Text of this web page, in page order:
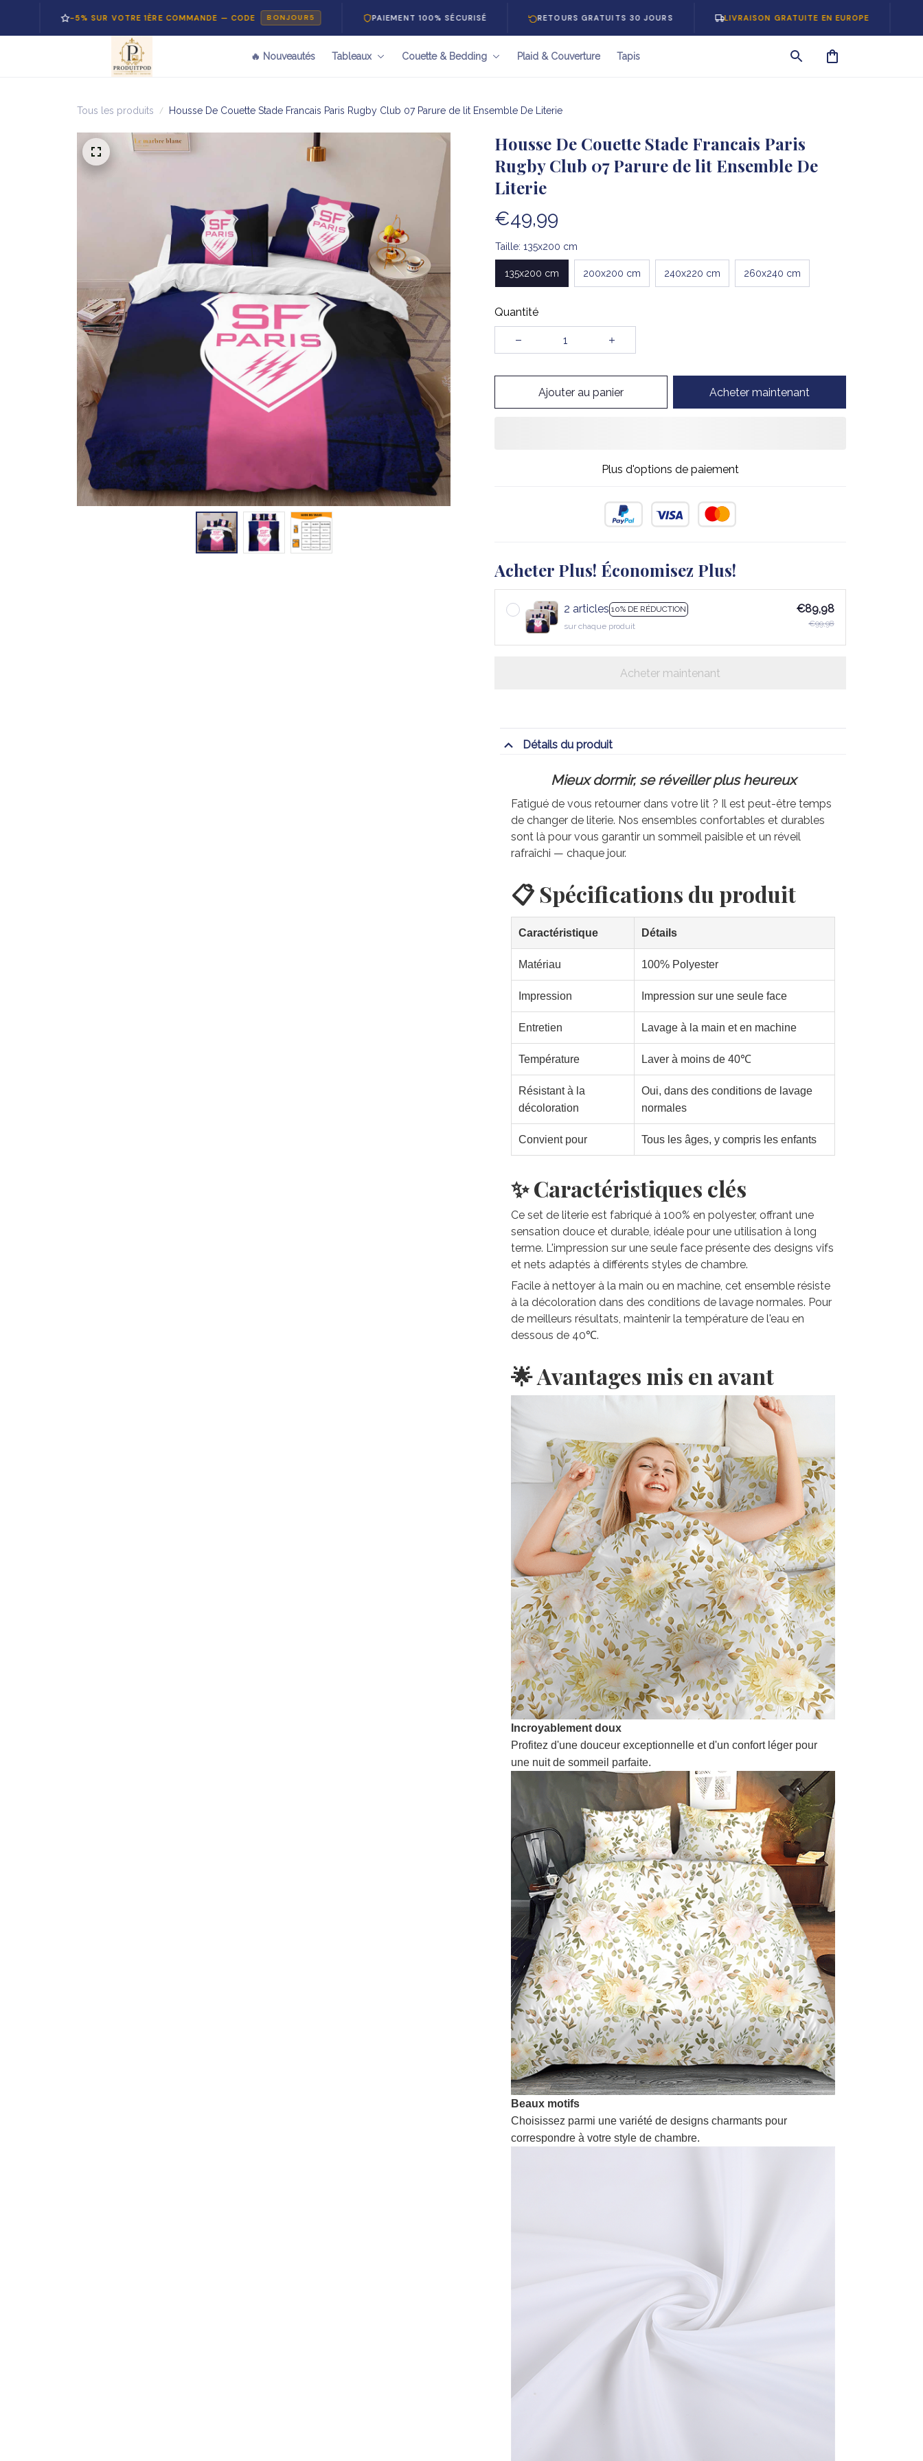
-5% SUR VOTRE 1ÈRE COMMANDE — CODE BONJOUR5 PAIEMENT 100% SÉCURISÉ RETOURS GRATUITS 30 JOURS LIVRAISON GRATUITE EN EUROPE
🔥 Nouveautés Tableaux Couette & Bedding Plaid & Couverture Tapis
Tous les produits Housse De Couette Stade Francais Paris Rugby Club 07 Parure de lit Ensemble De Literie
Housse De Couette Stade Francais Paris
Rugby Club 07 Parure de lit Ensemble De
Literie
€49,99
Taille: 135x200 cm
135x200 cm 200x200 cm 240x220 cm 260x240 cm
Quantité
Ajouter au panier Acheter maintenant
Plus d'options de paiement
Acheter Plus! Économisez Plus!
2 articles 10% DE RÉDUCTION
sur chaque produit
€89,98
€99,98
Acheter maintenant
Détails du produit
Mieux dormir, se réveiller plus heureux
Fatigué de vous retourner dans votre lit ? Il est peut-être temps
de changer de literie. Nos ensembles confortables et durables
sont là pour vous garantir un sommeil paisible et un réveil
rafraîchi — chaque jour.
📋 Spécifications du produit
Caractéristique Détails
Matériau 100% Polyester
Impression Impression sur une seule face
Entretien Lavage à la main et en machine
Température Laver à moins de 40℃
Résistant à la
décoloration
Oui, dans des conditions de lavage
normales
Convient pour Tous les âges, y compris les enfants
✨ Caractéristiques clés
Ce set de literie est fabriqué à 100% en polyester, offrant une
sensation douce et durable, idéale pour une utilisation à long
terme. L'impression sur une seule face présente des designs vifs
et nets adaptés à différents styles de chambre.
Facile à nettoyer à la main ou en machine, cet ensemble résiste
à la décoloration dans des conditions de lavage normales. Pour
de meilleurs résultats, maintenir la température de l'eau en
dessous de 40℃.
🌟 Avantages mis en avant
Incroyablement doux
Profitez d'une douceur exceptionnelle et d'un confort léger pour
une nuit de sommeil parfaite.
Beaux motifs
Choisissez parmi une variété de designs charmants pour
correspondre à votre style de chambre.